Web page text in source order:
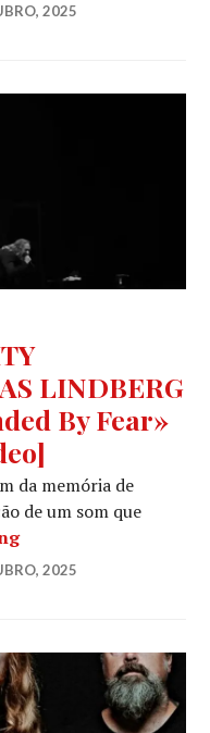
2025
LINDBERG
By Fear»
da memória de
de um som que
DARK
2025